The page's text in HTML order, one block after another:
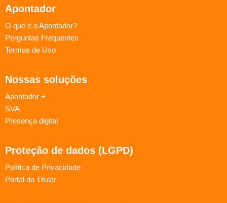
Apontador
O que é o Apontador?
Perguntas Frequentes
Termos de Uso
Nossas soluções
Apontador +
SVA
Presença digital
Proteção de dados (LGPD)
Política de Privacidade
Portal do Titular